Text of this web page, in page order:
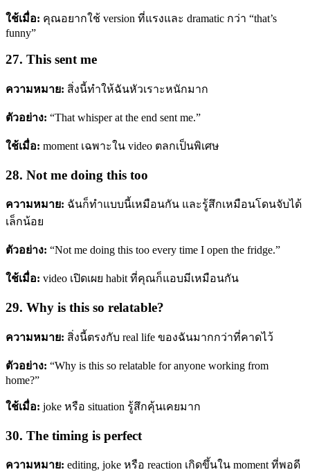
ใช้เมื่อ: คุณอยากใช้ version ที่แรงและ dramatic กว่า “that’s
funny”
27. This sent me
ความหมาย: สิ่งนี้ทำให้ฉันหัวเราะหนักมาก
ตัวอย่าง: “That whisper at the end sent me.”
ใช้เมื่อ: moment เฉพาะใน video ตลกเป็นพิเศษ
28. Not me doing this too
ความหมาย: ฉันก็ทำแบบนี้เหมือนกัน และรู้สึกเหมือนโดนจับได้
เล็กน้อย
ตัวอย่าง: “Not me doing this too every time I open the fridge.”
ใช้เมื่อ: video เปิดเผย habit ที่คุณก็แอบมีเหมือนกัน
29. Why is this so relatable?
ความหมาย: สิ่งนี้ตรงกับ real life ของฉันมากกว่าที่คาดไว้
ตัวอย่าง: “Why is this so relatable for anyone working from
home?”
ใช้เมื่อ: joke หรือ situation รู้สึกคุ้นเคยมาก
30. The timing is perfect
ความหมาย: editing, joke หรือ reaction เกิดขึ้นใน moment ที่พอดี